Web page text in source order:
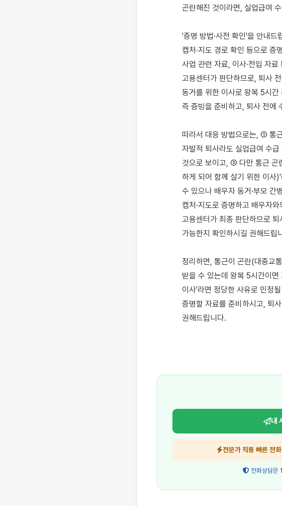
곤란해진 것이라면, 실업급여
'증명 방법·사전 확인'을 안내
캡처·지도 경로 확인 등으로
사업 관련 자료, 이사·전입 자
고용센터가 판단하므로, 퇴사
동거를 위한 이사로 왕복 5시
즉 증빙을 준비하고, 퇴사 전에
따라서 대응 방법으로는, ① 통
자발적 퇴사라도 실업급여 수
것으로 보이고, ② 다만 통근 곤
하게 되어 함께 살기 위한 이사
수 있으나 배우자 동거·부모
캡처·지도로 증명하고 배우자
고용센터가 최종 판단하므로
가능한지 확인하시길 권해드립
정리하면, 통근이 곤란(대중교
받을 수 있는데 왕복 5시간이
이사'라면 정당한 사유로 인정
증명할 자료를 준비하시고, 퇴
권해드립니다.
내
전문가 직통 빠른 전
전화상담은